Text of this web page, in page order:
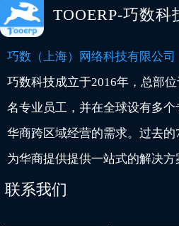
TOOERP-巧数科
巧数（上海）网络科技有限公司
巧数科技成立于2016年，总部
名专业员工，并在全球设有多
华商跨区域经营的需求。过去
为华商提供提供一站式的解决方
联系我们